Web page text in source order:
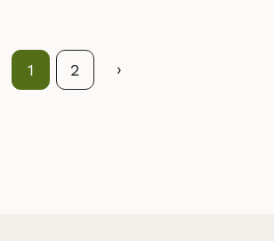
1 2 Suivant
›